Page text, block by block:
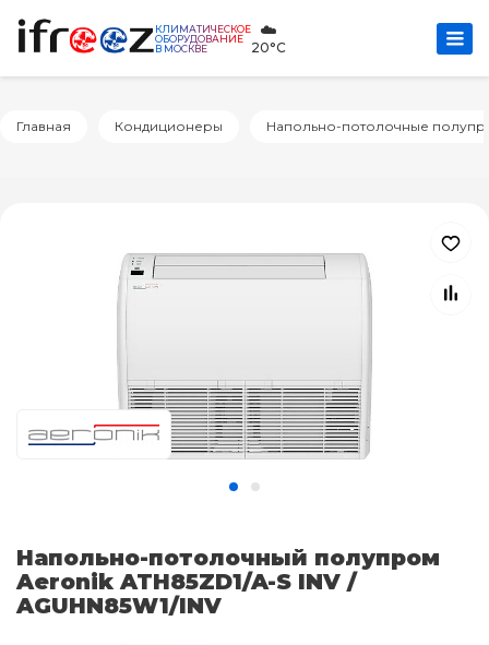
КЛИМАТИЧЕСКОЕ
ОБОРУДОВАНИЕ
В МОСКВЕ
☁️
20°C
Главная Кондиционеры Напольно-потолочные
Напольно-потолочный полупром
Aeronik ATH85ZD1/A-S INV /
AGUHN85W1/INV